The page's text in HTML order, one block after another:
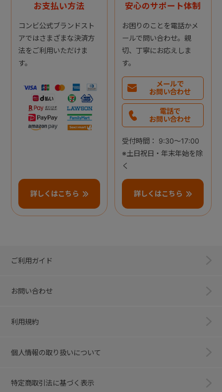
お支払い方法
コンビ公式ブランドスト
アではさまざまな決済方
法をご利用いただけま
す。
詳しくはこちら
安心のサポート体制
お困りのことを電話かメ
ールで問い合わせ。親
切、丁寧にお応えしま
す。
メールで
お問い合わせ
電話で
お問い合わせ
受付時間： 9:30～17:00
※土日祝日・年末年始を除
く
詳しくはこちら
ご利用ガイド
お問い合わせ
利用規約
個人情報の取り扱いについて
特定商取引法に基づく表示